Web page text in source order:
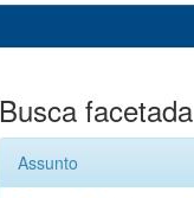
Busca facetada
Assunto